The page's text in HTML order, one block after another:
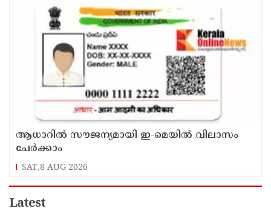
ആധാറിൽ സൗജന്യമായി ഇ-മെയിൽ വിലാസം
ചേർക്കാം
SAT,8 AUG 2026
Latest